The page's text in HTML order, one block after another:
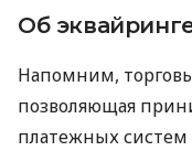
Об
Напомним,
позволяющая
платежных систем